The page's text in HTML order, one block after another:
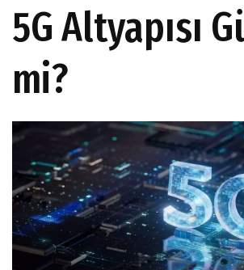
5G Altyapısı
mi?